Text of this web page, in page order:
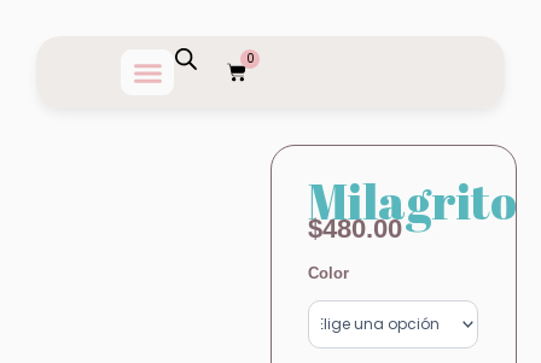
0
Carrito
Milagrito
$480.00
Color
Milagrito